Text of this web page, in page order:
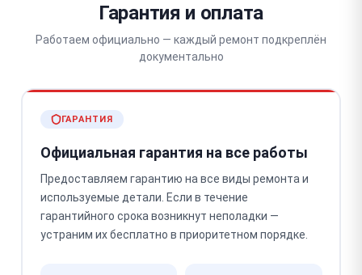
Гарантия и оплата
Работаем официально — каждый ремонт подкреплён
документально
ГАРАНТИЯ
Официальная гарантия на все работы
Предоставляем гарантию на все виды ремонта и
используемые детали. Если в течение
гарантийного срока возникнут неполадки —
устраним их бесплатно в приоритетном порядке.